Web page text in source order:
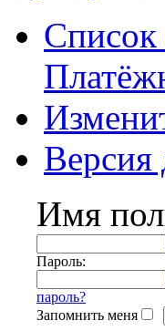
Версия
Имя
Пароль:
пароль?
Запомнить меня